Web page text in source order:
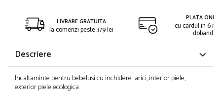
LIVRARE GRATUITA
la comenzi peste 379 lei
PLATA
cu cardul in 6
dobanda
Descriere
Incaltaminte pentru bebelusi cu inchidere arici, interior piele,
exterior piele ecologica